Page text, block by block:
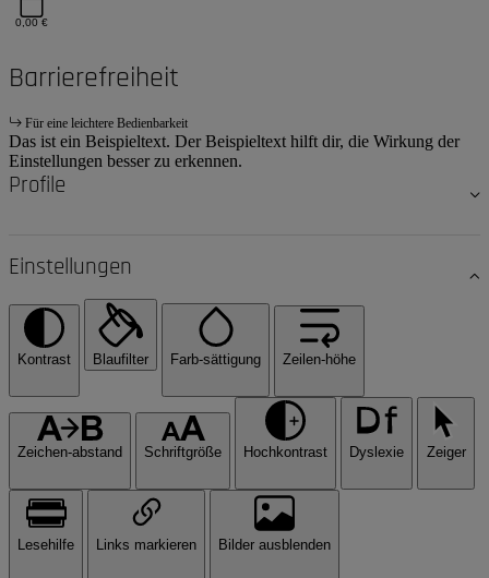
0,00 €
Barrierefreiheit
Für eine leichtere Bedienbarkeit
Das ist ein Beispieltext. Der Beispieltext hilft dir, die Wirkung der
Einstellungen besser zu erkennen.
Profile
Einstellungen
Kontrast Blaufilter Farb-sättigung Zeilen-höhe
Zeichen-abstand Schriftgröße Hochkontrast Dyslexie Zeiger
Lesehilfe Links markieren Bilder ausblenden